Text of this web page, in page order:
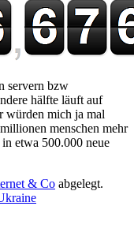
servern bzw
hälfte läuft auf
würden mich ja mal
menschen mehr
etwa 500.000 neue
& Co abgelegt.